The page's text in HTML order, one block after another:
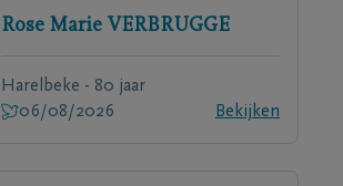
Rose Marie VERBRUGGE
Harelbeke - 80 jaar
06/08/2026
Bekijken